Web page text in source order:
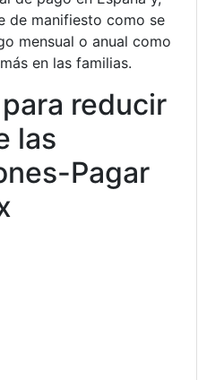
de manifiesto como se
mensual o anual como
en las familias.
reducir
las
Pagar